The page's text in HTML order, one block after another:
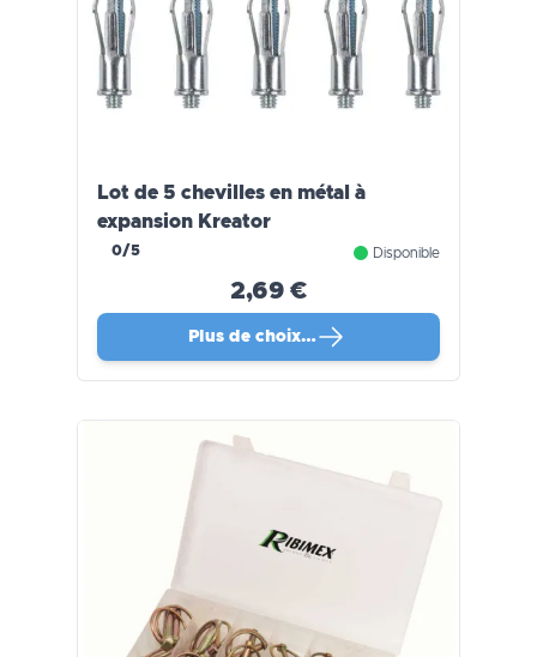
Lot de 5 chevilles en métal à
expansion Kreator
0/5 Disponible
2,69 €
Plus de choix…